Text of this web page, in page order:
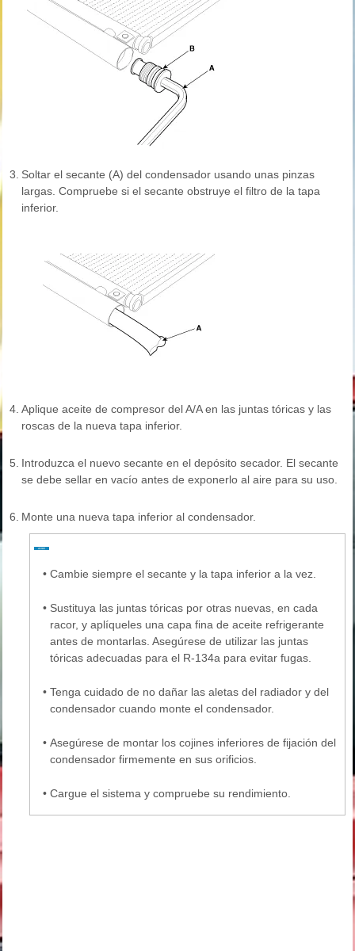
3. Soltar el secante (A) del condensador usando unas pinzas
largas. Compruebe si el secante obstruye el filtro de la tapa
inferior.
4. Aplique aceite de compresor del A/A en las juntas tóricas y las
roscas de la nueva tapa inferior.
5. Introduzca el nuevo secante en el depósito secador. El secante
se debe sellar en vacío antes de exponerlo al aire para su uso.
6. Monte una nueva tapa inferior al condensador.
• Cambie siempre el secante y la tapa inferior a la vez.
• Sustituya las juntas tóricas por otras nuevas, en cada
racor, y aplíqueles una capa fina de aceite refrigerante
antes de montarlas. Asegúrese de utilizar las juntas
tóricas adecuadas para el R-134a para evitar fugas.
• Tenga cuidado de no dañar las aletas del radiador y del
condensador cuando monte el condensador.
• Asegúrese de montar los cojines inferiores de fijación del
condensador firmemente en sus orificios.
• Cargue el sistema y compruebe su rendimiento.